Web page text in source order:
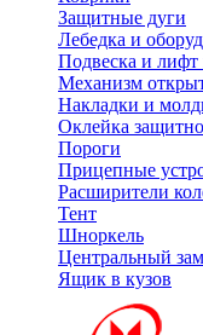
Защитные дуги
Лебедка и
Подвеска и лифт
Механизм
Накладки и
Оклейка
Пороги
Прицепные
Расширители
Тент
Шноркель
Центральный
Ящик в кузов